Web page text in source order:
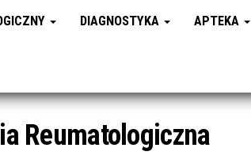
DIAGNOSTYKA APTEKA
Reumatologiczna